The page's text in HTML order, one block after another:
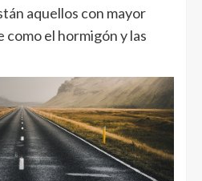
aquellos con mayor
el hormigón y las